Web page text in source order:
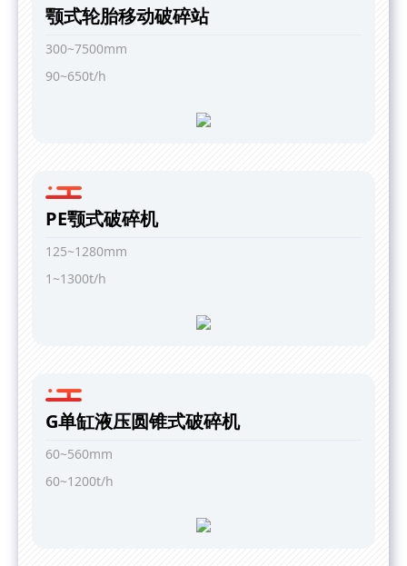
颚式轮胎移动破碎站
300~7500mm
90~650t/h
PE颚式破碎机
125~1280mm
1~1300t/h
G单缸液压圆锥式破碎机
60~560mm
60~1200t/h